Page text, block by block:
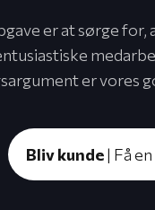
er at sørge
er vores
Bliv kunde| Få